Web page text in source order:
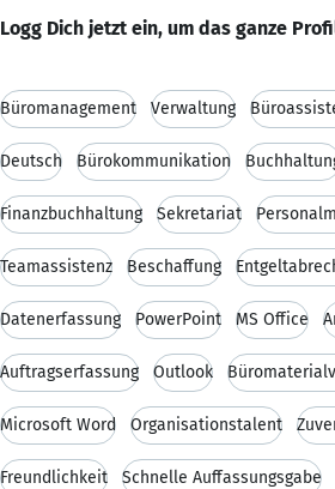
Logg Dich jetzt ein, um das ganze
Büromanagement Verwaltung
Deutsch Bürokommunikation
Finanzbuchhaltung Sekretariat
Teamassistenz Beschaffung
Datenerfassung PowerPoint MS Office
Auftragserfassung Outlook
Microsoft Word Organisationstalent
Freundlichkeit Schnelle Auffassungsgabe